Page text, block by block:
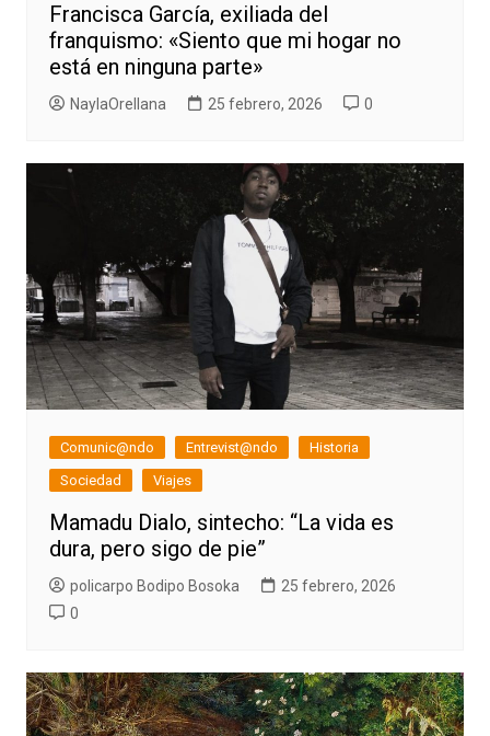
Francisca García, exiliada del
franquismo: «Siento que mi hogar no
está en ninguna parte»
NaylaOrellana 25 febrero, 2026 0
Comunic@ndo Entrevist@ndo
Historia
Sociedad
Viajes
Mamadu Dialo, sintecho: “La vida es
dura, pero sigo de pie”
policarpo Bodipo Bosoka
25 febrero, 2026
0